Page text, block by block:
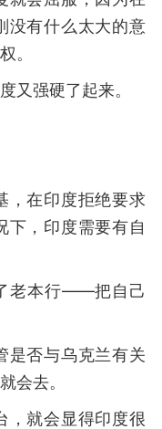
没有什么太大的意
。
又强硬了起来。
，在印度拒绝要求
下，印度需要有自
老本行——把自己
是否与乌克兰有关
会去。
，就会显得印度很